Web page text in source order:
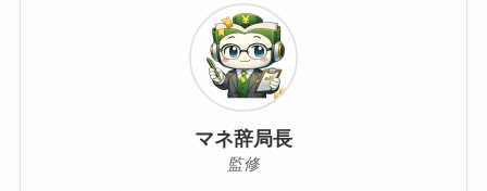
マネ辞局長
監修